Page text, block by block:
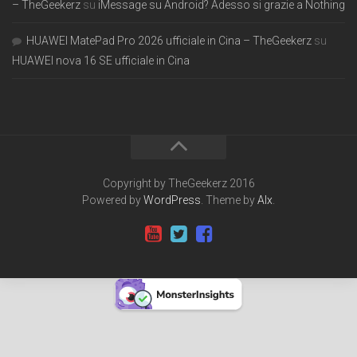
– TheGeekerz su iMessage su Android? Adesso si grazie a Nothing
HUAWEI MatePad Pro 2026 ufficiale in Cina – TheGeekerz su
HUAWEI nova 16 SE ufficiale in Cina
Copyright by TheGeekerz 2016
Powered byWordPress . Theme byAlx